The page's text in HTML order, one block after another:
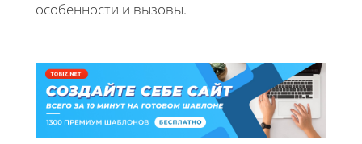
особенности и вызовы.